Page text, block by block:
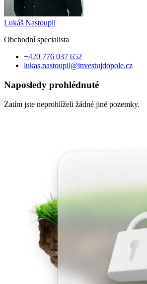
Lukáš Nastoupil
Obchodní specialista
+420 776 037 652
lukas.nastoupil@investujdopole.cz
Naposledy prohlédnuté
Zatím jste neprohlíželi žádné jiné pozemky.